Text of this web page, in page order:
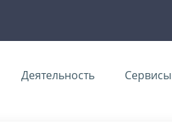
Деятельность Сервисы